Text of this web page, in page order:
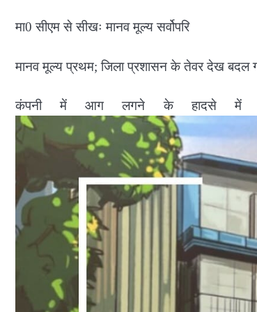
मा0 सीएम से सीखः मानव मूल्य सर्वोपरि
मानव मूल्य प्रथम; जिला प्रशासन के तेवर देख बदल
कंपनी में आग लगने के हादसे में